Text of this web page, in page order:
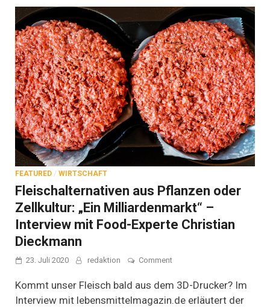
FEATURED / WIRTSCHAFT
Fleischalternativen aus Pflanzen oder
Zellkultur: „Ein Milliardenmarkt“ –
Interview mit Food-Experte Christian
Dieckmann
23. Juli 2020 redaktion Commenton
aus
oder
Kommt unser Fleisch bald aus dem 3D-Drucker? Im
Interview mit lebensmittelmagazin.de erläutert der